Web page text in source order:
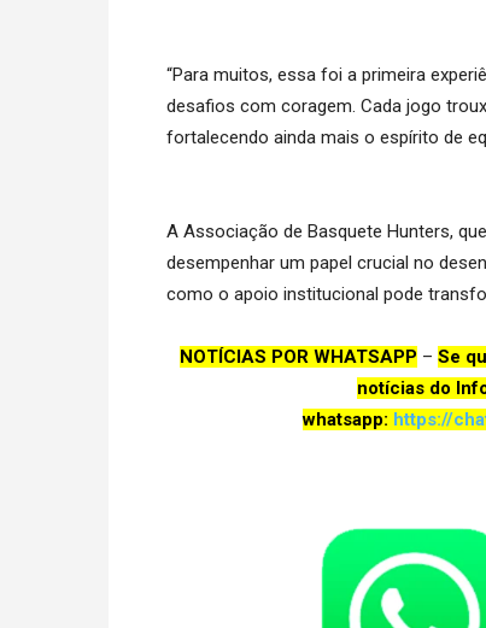
“Para muitos, essa foi a primeira
desafios com coragem. Cada jogo
fortalecendo ainda mais o espírito de
A Associação de Basquete Hunters,
desempenhar um papel crucial no
como o apoio institucional pode
NOTÍCIAS POR WHATSAPP – Se
notícias do
whatsapp: https://